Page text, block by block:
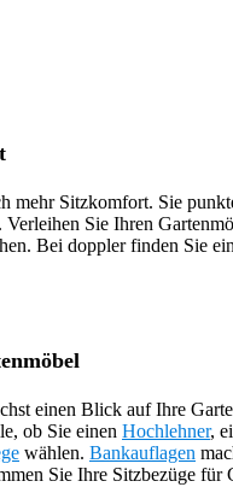
mehr Sitzkomfort. Sie
Sie Ihren
Bei doppler finden Sie
einen Blick auf Ihre
ob Sie einen Hochlehner,
wählen. Bankauflagen
Sie Ihre Sitzbezüge